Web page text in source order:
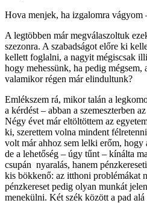
Hova menjek, ha izgalomra vágyom
A legtöbben már megválaszoltuk
szezonra. A szabadságot előre ki
kellett foglalni, a nagyit mégiscsak
hogy mehessünk, ha pedig
valamikor régen már elindultunk?
Emlékszem rá, mikor talán a
a kérdést – abban a szemeszterben
Négy évet már eltöltöttem az
ki, szerettem volna mindent
volt már ahhoz sem lelki erőm, hogy
de a lehetőség – úgy tűnt – kínálta
csupán nyaralás, hanem
kis bökkenő: az itthoni problémákat
pénzkereset pedig olyan munkát
menekülni. Két szék között a pad